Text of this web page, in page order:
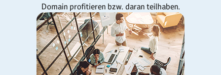
Domain profitieren bzw. daran teilhaben.